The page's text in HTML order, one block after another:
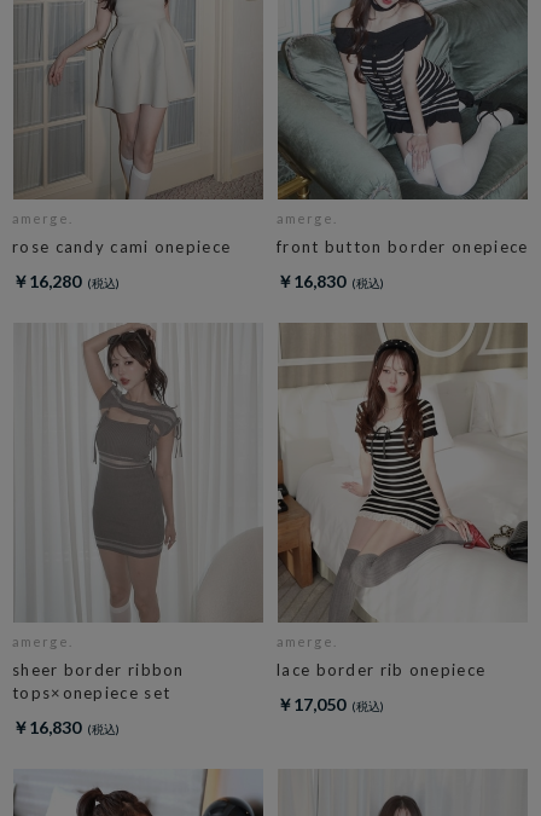
amerge.
rose candy cami onepiece
￥16,280
amerge.
front button border onepiece
￥16,830
amerge.
sheer border ribbon
tops×onepiece set
￥16,830
amerge.
lace border rib onepiece
￥17,050